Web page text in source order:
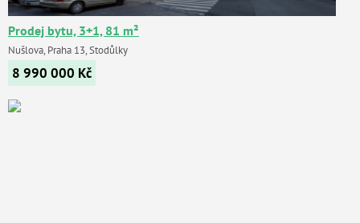
Prodej bytu, 3+1, 81 m²
Nušlova, Praha 13, Stodůlky
8 990 000 Kč